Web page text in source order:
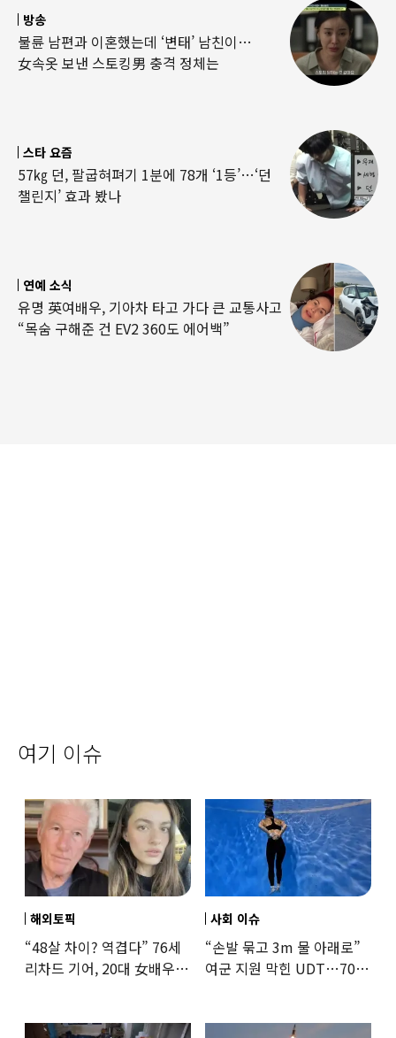
방송
불륜 남편과 이혼했는데 ‘변태’ 남친이…
女속옷 보낸 스토킹男 충격 정체는
스타 요즘
57㎏ 던, 팔굽혀펴기 1분에 78개 ‘1등’…‘던
챌린지’ 효과 봤나
연예 소식
유명 英여배우, 기아차 타고 가다 큰 교통사고
“목숨 구해준 건 EV2 360도 에어백”
여기 이슈
해외토픽
“48살 차이? 역겹다” 76세
리차드 기어, 20대 女배우와
사회 이슈
“손발 묶고 3m 물 아래로”
여군 지원 막힌 UDT…707